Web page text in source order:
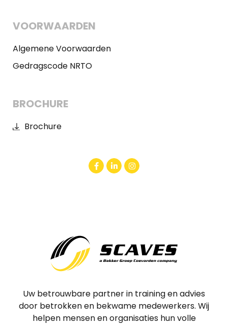
VOORWAARDEN
Algemene Voorwaarden
Gedragscode NRTO
BROCHURE
Brochure
Uw betrouwbare partner in training en advies
door betrokken en bekwame medewerkers. Wij
helpen mensen en organisaties hun volle